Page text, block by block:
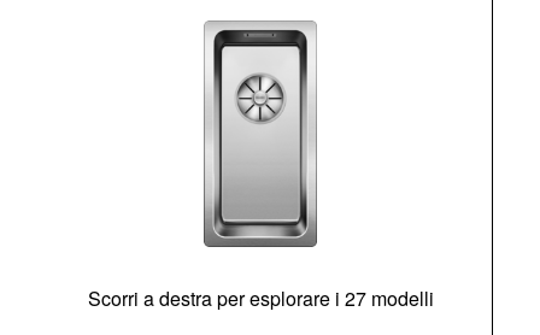
Scorri a destra per esplorare i 27 modelli